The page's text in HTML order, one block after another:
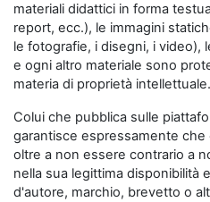
materiali didattici in forma
report, ecc.), le immagini
le fotografie, i disegni, i video),
e ogni altro materiale sono
materia di proprietà intellettuale.
Colui che pubblica sulle
garantisce espressamente
oltre a non essere contrario a
nella sua legittima disponibilità
d'autore, marchio, brevetto o